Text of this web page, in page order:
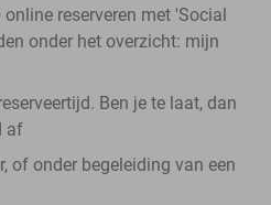
reserveren met 'Social
onder het overzicht: mijn
Ben je te laat, dan
af
of onder begeleiding van een